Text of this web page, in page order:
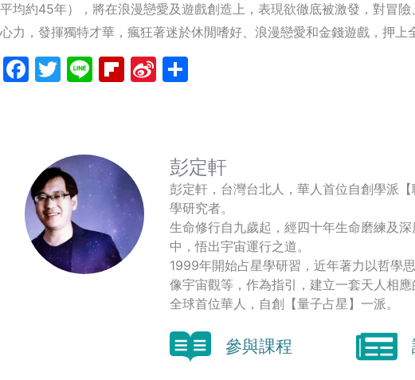
平均約45年），將在浪漫戀愛及遊戲創造上，表現欲徹底被激發，對冒
心力，發揮獨特才華，瘋狂著迷於休閒嗜好、浪漫戀愛和金錢遊戲，押上
Facebook
Twitter
LineFlipboard
Sina
彭定軒
彭定軒，台灣台北人，華人首位自創學派
學研究者。
生命修行自九歲起，經四十年生命磨練及
中，悟出宇宙運行之道。
1999年開始占星學研習，近年著力以哲學
像宇宙觀等，作為指引，建立一套天人相應
全球首位華人，自創【量子占星】一派。
參與課程